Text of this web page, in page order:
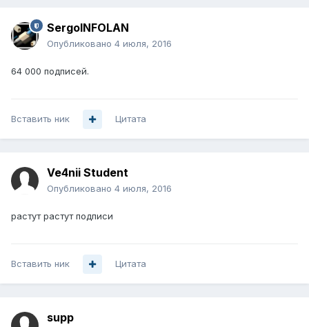
SergoINFOLAN
Опубликовано 4 июля, 2016
64 000 подписей.
Вставить ник Цитата
Ve4nii Student
Опубликовано 4 июля, 2016
растут растут подписи
Вставить ник Цитата
supp